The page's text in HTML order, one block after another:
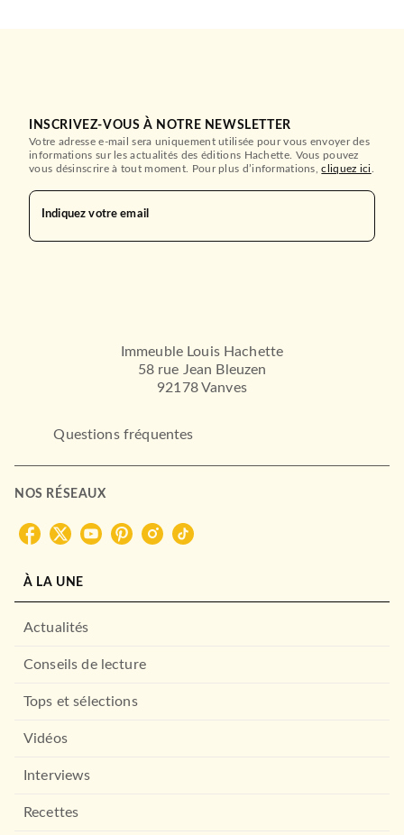
INSCRIVEZ-VOUS À NOTRE NEWSLETTER
Votre adresse e-mail sera uniquement utilisée pour vous envoyer des
informations sur les actualités des éditions Hachette. Vous pouvez
vous désinscrire à tout moment. Pour plus d’informations,cliquez ici
Indiquez votre email
Immeuble Louis Hachette
58 rue Jean Bleuzen
92178 Vanves
Questions fréquentes
NOS RÉSEAUX
À LA UNE
Actualités
Conseils de lecture
Tops et sélections
Vidéos
Interviews
Recettes